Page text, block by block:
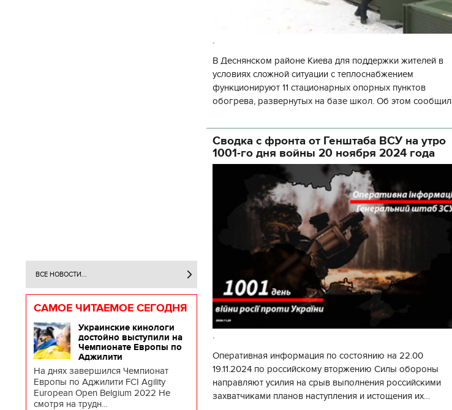
ВСЕ НОВОСТИ...
САМОЕ ЧИТАЕМОЕ СЕГОДНЯ
Украинские кинологи
достойно выступили на
Чемпионате Европы по
Аджилити
На днях завершился Чемпионат
Европы по Аджилити FCI Agility
European Open Belgium 2022 Не
смотря на трудн...
.
В Деснянском районе Киева для поддержки жителей в
условиях сложной ситуации с теплоснабжением
функционируют 11 стационарных опорных пунктов
обогрева, развернутых на базе школ. Об этом сообщил
государственной а
Сводка с фронта от Генштаба ВСУ на утро
1001-го дня войны 20 ноября 2024 года
.
Оперативная информация по состоянию на 22.00
19.11.2024 по российскому вторжению Силы обороны
направляют усилия на срыв выполнения российскими
захватчиками планов наступления и истощения их